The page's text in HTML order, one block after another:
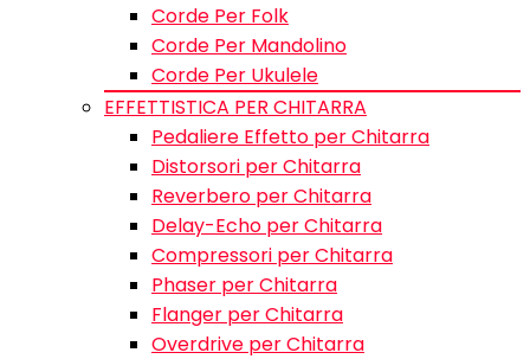
Corde Per Folk
Corde Per Mandolino
Corde Per Ukulele
EFFETTISTICA PER CHITARRA
Pedaliere Effetto per Chitarra
Distorsori per Chitarra
Reverbero per Chitarra
Delay-Echo per Chitarra
Compressori per Chitarra
Phaser per Chitarra
Flanger per Chitarra
Overdrive per Chitarra